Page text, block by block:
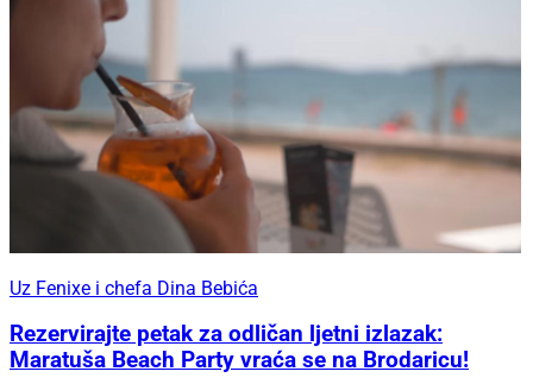
Uz Fenixe i chefa Dina Bebića
Rezervirajte petak za odličan ljetni izlazak:
Maratuša Beach Party vraća se na Brodaricu!